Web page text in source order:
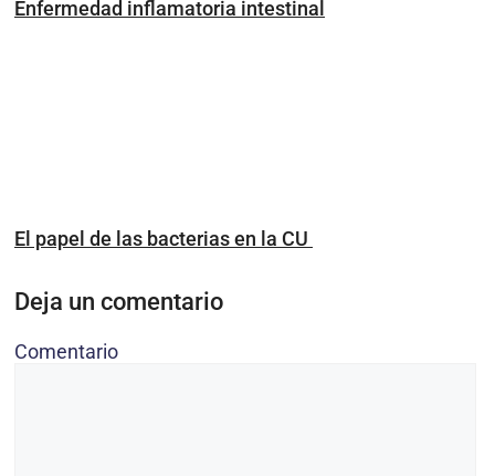
Enfermedad inflamatoria intestinal
El papel de las bacterias en la CU
Deja un comentario
Comentario